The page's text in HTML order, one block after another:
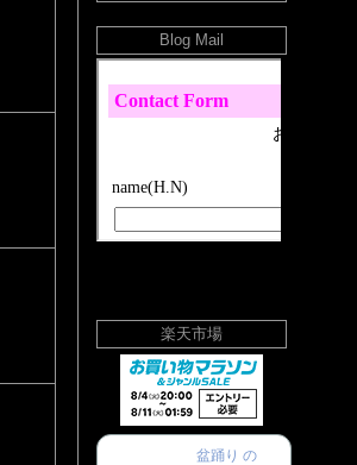
Blog Mail
楽天市場
盆踊り の